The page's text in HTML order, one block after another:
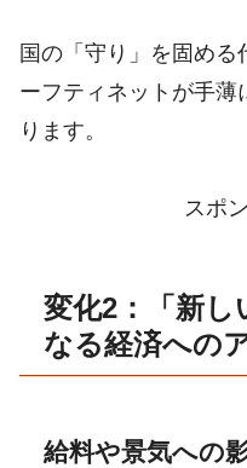
国の「守り」を固める
ーフティネットが手薄
ります。
スポ
変化2：「新し
なる経済への
給料や景気への